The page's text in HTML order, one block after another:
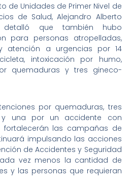
de Unidades de Primer Nivel de
de Salud, Alejandro Alberto
detalló que también hubo
para personas atropelladas,
atención a urgencias por 14
intoxicación por humo,
quemaduras y tres gineco-
por quemaduras, tres
una por un accidente con
las campañas de
impulsando las acciones
de Accidentes y Seguridad
vez menos la cantidad de
y las personas que requieran